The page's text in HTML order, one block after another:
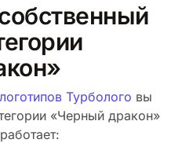
Турболого вы
«Черный дракон»